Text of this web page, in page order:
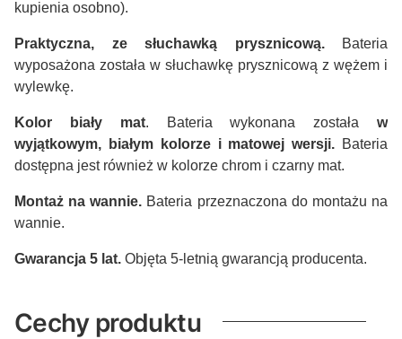
kupienia osobno).
Praktyczna, ze słuchawką prysznicową.
Bateria
wyposażona została w słuchawkę prysznicową z wężem i
wylewkę.
Kolor biały mat. Bateria wykonana zostaław
wyjątkowym, białym kolorze i matowej wersji. Bateria
dostępna jest również w kolorze chrom i czarny mat.
Montaż na wannie. Bateria przeznaczona do montażu na
wannie.
Gwarancja 5 lat. Objęta 5-letnią gwarancją producenta.
Cechy produktu